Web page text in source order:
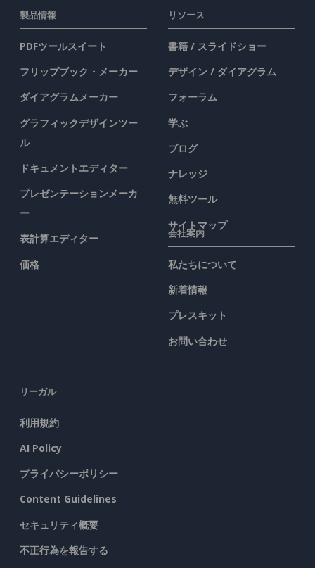
製品情報
PDFツールスイート
フリップブック・メーカー
ダイアグラムメーカー
グラフィックデザインツー
ル
ドキュメントエディター
プレゼンテーションメーカ
ー
表計算エディター
価格
リソース
書籍 / スライドショー
デザイン / ダイアグラム
フォーラム
学ぶ
ブログ
ナレッジ
無料ツール
サイトマップ
会社案内
私たちについて
新着情報
プレスキット
お問い合わせ
リーガル
利用規約
AI Policy
プライバシーポリシー
Content Guidelines
セキュリティ概要
不正行為を報告する